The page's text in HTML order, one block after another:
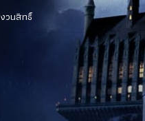
วนสิทธิ์